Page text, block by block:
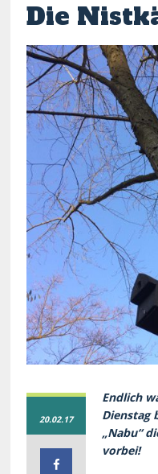
Die
20.02.17
Endlich
Dienstag
„Nabu“
vorbei!